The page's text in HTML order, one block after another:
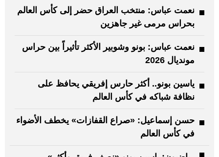
نعمت عباس: منتخب العراق حضر إلى كأس العالم
بحراس مرمى غير جاهزين
نعمت عباس: بونو وشوبير الأكثر تأثيراً بين حراس
مونديال 2026
ياسين بونو.. أكثر حارس إفريقي يحافظ على
نظافة شباكه في كأس العالم
حسن إسماعيل: «صراع القفازات» يخطف الأضواء
في كأس العالم